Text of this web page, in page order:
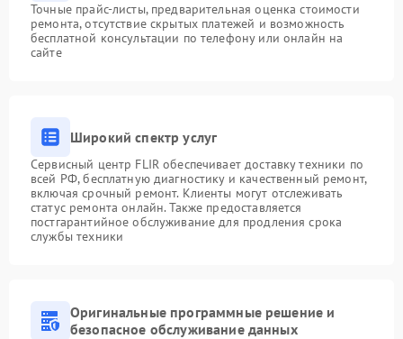
Точные прайс-листы, предварительная оценка стоимости
ремонта, отсутствие скрытых платежей и возможность
бесплатной консультации по телефону или онлайн на
сайте
Широкий спектр услуг
Сервисный центр FLIR обеспечивает доставку техники по
всей РФ, бесплатную диагностику и качественный ремонт,
включая срочный ремонт. Клиенты могут отслеживать
статус ремонта онлайн. Также предоставляется
постгарантийное обслуживание для продления срока
службы техники
Оригинальные программные решение и
безопасное обслуживание данных